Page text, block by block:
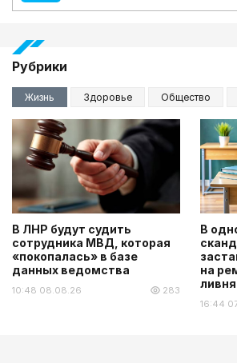
Рубрики
Жизнь Здоровье Общество
В ЛНР будут судить
сотрудника МВД, которая
«покопалась» в базе
данных ведомства
10:48 08.08.26 283
В
на
16:44